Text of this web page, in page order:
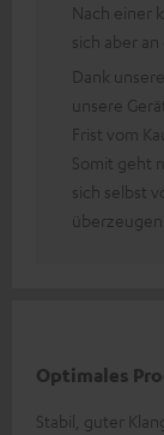
Nach einer
sich aber
Dank
unsere
Frist vom
Somit geht
sich selbst
überzeugen.
Optimales
Stabil, guter